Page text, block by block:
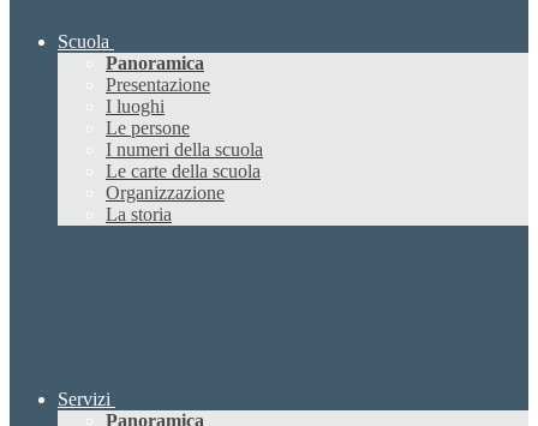
Scuola
Panoramica
Presentazione
I luoghi
Le persone
I numeri della scuola
Le carte della scuola
Organizzazione
La storia
Servizi
Panoramica